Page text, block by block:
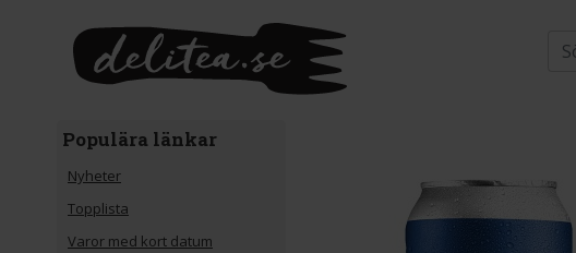
Populära länkar
Nyheter
Topplista
Varor med kort datum